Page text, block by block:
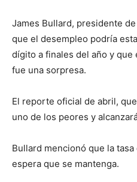
James Bullard, presidente
que el desempleo podría
dígito a finales del año y que
fue una sorpresa.
El reporte oficial de abril,
uno de los peores y
Bullard mencionó que la
espera que se mantenga.